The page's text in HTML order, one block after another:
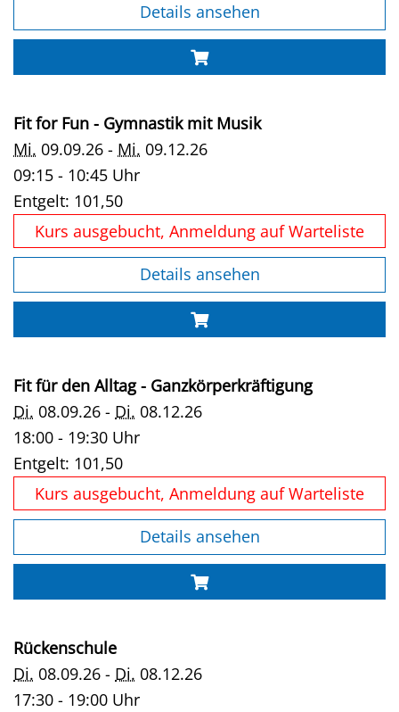
Details ansehen
Fit for Fun - Gymnastik mit Musik
Mi. 09.09.26 - Mi. 09.12.26
09:15 - 10:45 Uhr
Entgelt: 101,50
Kurs ausgebucht, Anmeldung auf Warteliste
Details ansehen
Fit für den Alltag - Ganzkörperkräftigung
Di. 08.09.26 - Di. 08.12.26
18:00 - 19:30 Uhr
Entgelt: 101,50
Kurs ausgebucht, Anmeldung auf Warteliste
Details ansehen
Rückenschule
Di. 08.09.26 - Di. 08.12.26
17:30 - 19:00 Uhr